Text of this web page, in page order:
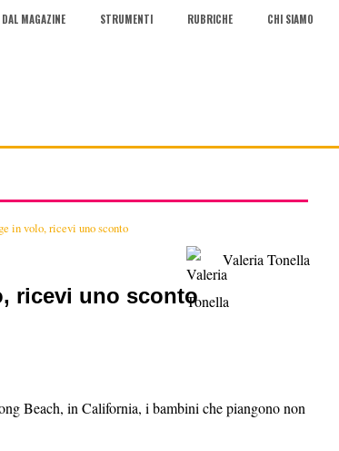
DAL MAGAZINE STRUMENTI RUBRICHE CHI SIAMO
in volo, ricevi uno sconto
Valeria Tonella
ricevi uno sconto
Beach, in California, i bambini che piangono non